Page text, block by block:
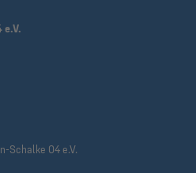
e.V.
Schalke 04 e.V.